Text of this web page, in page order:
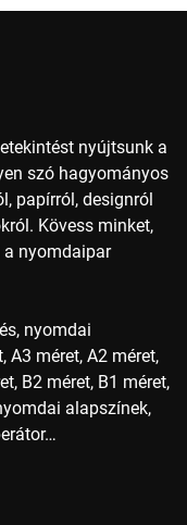
nyújtsunk a
szó hagyományos
papírról, designról
Kövess minket,
a nyomdaipar
nyomdai
A3 méret, A2 méret,
B2 méret, B1 méret,
alapszínek,